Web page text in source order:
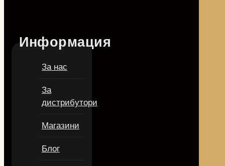
Информация
За нас
За
дистрибутори
Магазини
Блог